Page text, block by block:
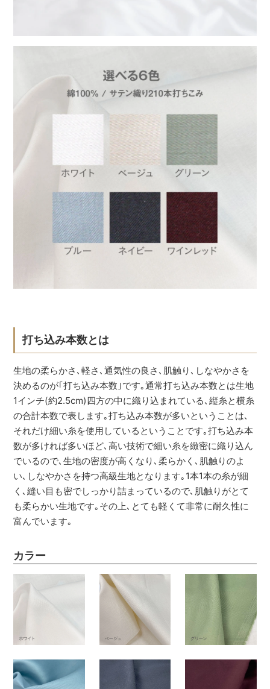
打ち込み本数とは
生地の柔らかさ､軽さ､通気性の良さ､肌触り､しなやかさを
決めるのが｢打ち込み本数｣です｡通常打ち込み本数とは生地
1インチ(約2.5cm)四方の中に織り込まれている､縦糸と横糸
の合計本数で表します｡打ち込み本数が多いということは､
それだけ細い糸を使用しているということです｡打ち込み本
数が多ければ多いほど､高い技術で細い糸を緻密に織り込ん
でいるので､生地の密度が高くなり､柔らかく､肌触りのよ
い､しなやかさを持つ高級生地となります｡1本1本の糸が細
く､縫い目も密でしっかり詰まっているので､肌触りがとて
も柔らかい生地です｡その上､とても軽くて非常に耐久性に
富んでいます｡
カラー